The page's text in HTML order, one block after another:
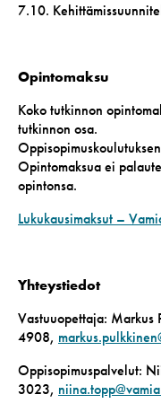
7.10.
Opintomaksu
Koko tutkinnon
tutkinnon osa.
Opintomaksua ei
opintonsa.
Lukukausimaksut –
Yhteystiedot
Vastuuopettaja:
4908,
Oppisopimuspalvelut:
3023,